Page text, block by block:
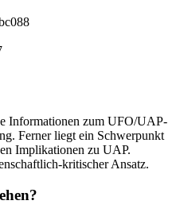
Informationen zum UFO/UAP-
Ferner liegt ein Schwerpunkt
Implikationen zu UAP.
kritischer Ansatz.